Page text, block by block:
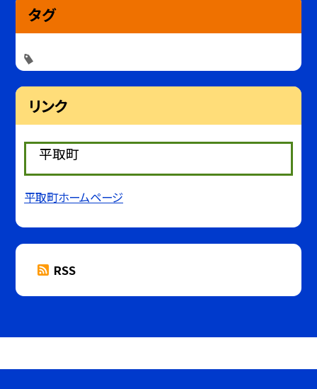
タグ
リンク
平取町
平取町ホームページ
RSS